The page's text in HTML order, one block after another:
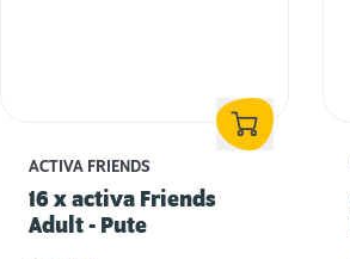
ACTIVA FRIENDS
16 x activa Friends
Adult - Pute